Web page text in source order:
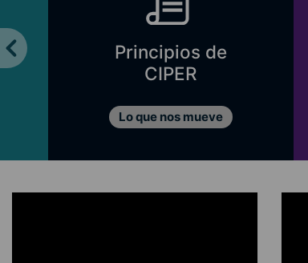
Principios de
CIPER
Lo que nos mueve